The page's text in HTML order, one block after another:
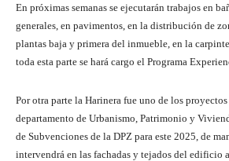
En próximas semanas se ejecutarán trabajos en
generales, en pavimentos, en la distribución de
plantas baja y primera del inmueble, en la
toda esta parte se hará cargo el Programa
Por otra parte la Harinera fue uno de los
departamento de Urbanismo, Patrimonio y
de Subvenciones de la DPZ para este 2025, de
intervendrá en las fachadas y tejados del edificio